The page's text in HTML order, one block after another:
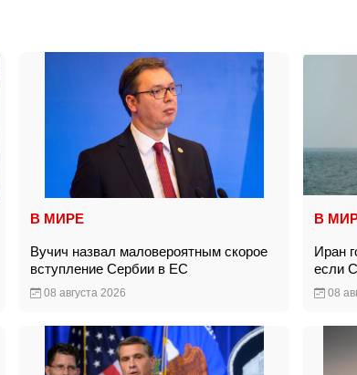
В МИРЕ
Вучич назвал маловероятным скорое
вступление Сербии в ЕС
08 августа 2026
В
Иран
если
08